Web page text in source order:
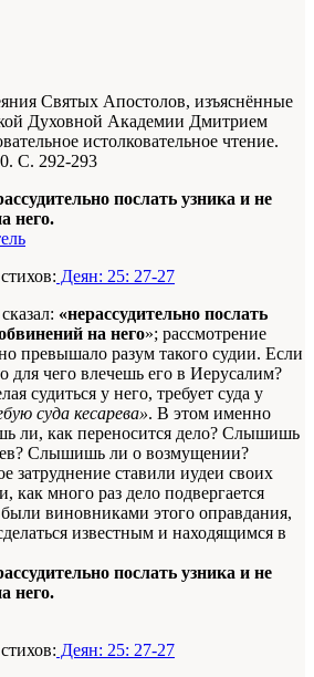
Святых Апостолов, изъяснённые
Духовной Академии Дмитрием
истолковательное чтение.
С. 292-293
послать узника и не
него.
Деян: 25: 27-27
«нерассудительно послать
на него»; рассмотрение
превышало разум такого судии. Если
для чего влечешь его в Иерусалим?
судиться у него, требует суда у
суда кесарева». В этом именно
ли, как пе­реносится дело? Слышишь
Слы­шишь ли о возмущении?
затруднение ставили иудеи своих
как много раз дело подвергается
виновниками этого оправдания,
известным и находящимся в
послать узника и не
него.
Деян: 25: 27-27